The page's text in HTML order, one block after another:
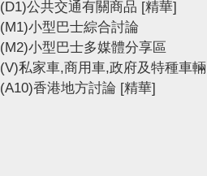
(D1)公共交通有關商品 [精華]
(M1)小型巴士綜合討論
(M2)小型巴士多媒體分享區
(V)私家車,商用車,政府及特種車輛
(A10)香港地方討論 [精華]